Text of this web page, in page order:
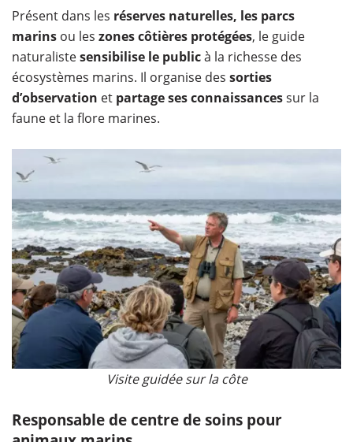
Présent dans les réserves naturelles, les parcs
marins ou les zones côtières protégées, le guide
naturalistesensibilise le publicà la richesse des
écosystèmes marins. Il organise des sorties
d’observation et partage ses connaissancessur la
faune et la flore marines.
Visite guidée sur la côte
Responsable de centre de soins pour